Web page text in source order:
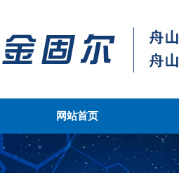
网站首页